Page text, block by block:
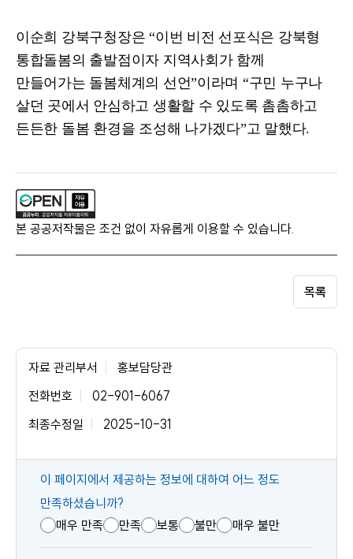
이순희 강북구청장은“이번 비전 선포식은 강북형
통합돌봄의 출발점이자 지역사회가 함께
만들어가는 돌봄체계의 선언”이라며 “구민 누구나
살던 곳에서 안심하고 생활할 수 있도록 촘촘하고
든든한 돌봄 환경을 조성해 나가겠다”고 말했다.
본 공공저작물은 조건 없이 자유롭게 이용할 수 있습니다.
목록
자료 관리부서
홍보담당관
전화번호
02-901-6067
최종수정일
2025-10-31
콘
텐
츠
만
이 페이지에서 제공하는 정보에 대하여 어느 정도
만족하셨습니까?
매우 만족
만족 보통 불만 매우 불만